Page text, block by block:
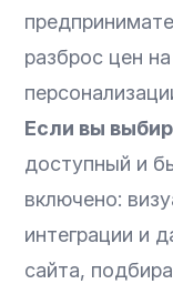
разброс цен
Если вы
доступный и
включено:
интеграции и
сайта,